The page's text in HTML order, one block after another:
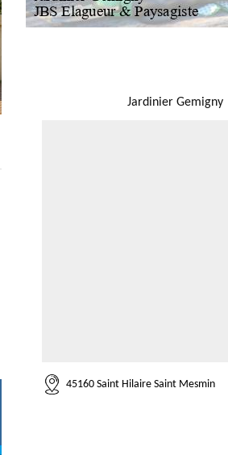
Jardinier Gemigny
45160 Saint Hilaire Saint Mesmin